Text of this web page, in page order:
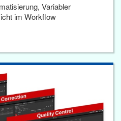
Variabler
im Workflow